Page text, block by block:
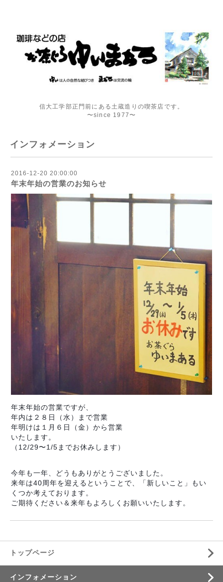
信大工学部正門前にある土蔵造りの喫茶店です。
〜since 1977〜
インフォメーション
2016-12-20 20:00:00
年末年始の営業のお知らせ
年末年始の営業ですが、
年内は２８日（水）まで営業
年明けは１月６日（金）から営業
いたします。
（12/29〜1/5までお休みします）
今年も一年、どうもありがとうございました。
来年は40周年を迎えるということで、「新しいこと」もい
くつか考えております。
ご期待ください＆来年もよろしくお願いいたします。
トップページ
インフォメーション